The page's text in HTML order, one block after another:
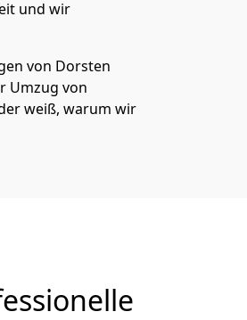
und wir
von Dorsten
Umzug von
weiß, warum wir